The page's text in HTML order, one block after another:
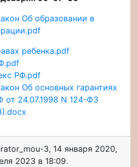
Об образовании в
ребенка.pdf
РФ.pdf
Об основных гарантиях
от 24.07.1998 N 124-ФЗ
3, 14 января 2020,
2023 в 18:09.